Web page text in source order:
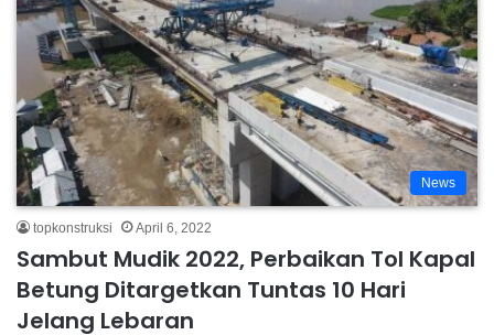
News
topkonstruksi April 6, 2022
Sambut Mudik 2022, Perbaikan Tol Kapal
Betung Ditargetkan Tuntas 10 Hari
Jelang Lebaran